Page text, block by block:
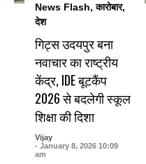
News Flash,कारोबार,
देश
गिट्स उदयपुर बना
नवाचार का राष्ट्रीय
केंद्र, IDE बूटकैंप
2026 से बदलेगी स्कूल
शिक्षा की दिशा
Vijay
- January 8, 2026 10:09
am